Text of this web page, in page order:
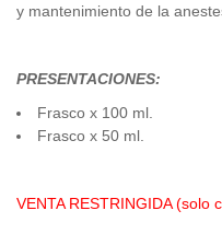
y mantenimiento de la
PRESENTACIONES:
Frasco x 100 ml.
Frasco x 50 ml.
VENTA RESTRINGIDA (solo